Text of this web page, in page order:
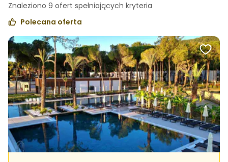
Znaleziono 9 ofert spełniających kryteria
Polecana oferta